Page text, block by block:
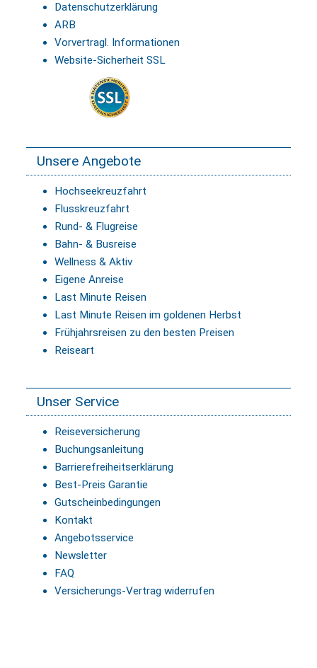
Datenschutzerklärung
ARB
Vorvertragl. Informationen
Website-Sicherheit SSL
Unsere Angebote
Hochseekreuzfahrt
Flusskreuzfahrt
Rund- & Flugreise
Bahn- & Busreise
Wellness & Aktiv
Eigene Anreise
Last Minute Reisen
Last Minute Reisen im goldenen Herbst
Frühjahrsreisen zu den besten Preisen
Reiseart
Unser Service
Reiseversicherung
Buchungsanleitung
Barrierefreiheitserklärung
Best-Preis Garantie
Gutscheinbedingungen
Kontakt
Angebotsservice
Newsletter
FAQ
Versicherungs-Vertrag widerrufen